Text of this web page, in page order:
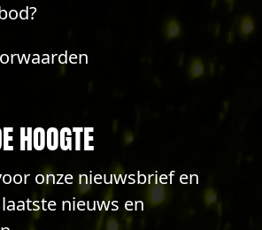
HOOGTE
onze nieuwsbrief en
nieuws en